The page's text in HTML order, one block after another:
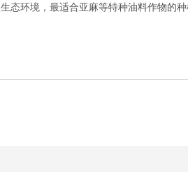
态环境，最适合亚麻等特种油料作物的